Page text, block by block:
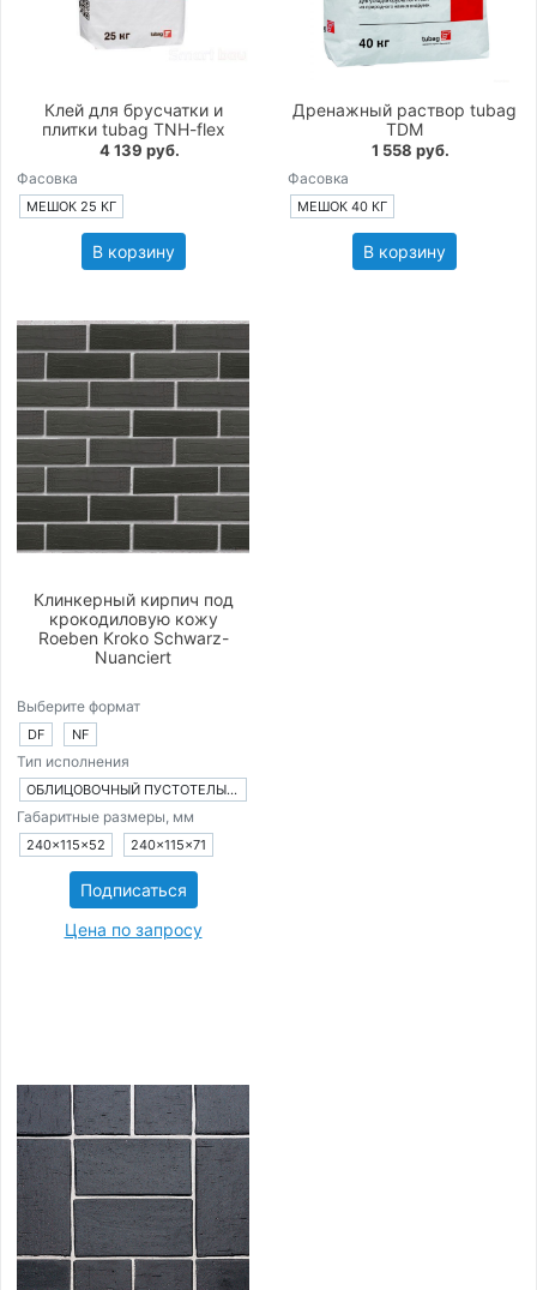
Клей для брусчатки и
плитки tubag TNH-flex
4 139 руб.
Фасовка
МЕШОК 25 КГ
В корзину
Дренажный раствор tubag
TDM
1 558 руб.
Фасовка
МЕШОК 40 КГ
В корзину
Клинкерный кирпич под
крокодиловую кожу
Roeben Kroko Schwarz-
Nuanciert
Выберите формат
DF NF
Тип исполнения
ОБЛИЦОВОЧНЫЙ ПУСТОТЕЛЫЙ КИРПИЧ
Габаритные размеры, мм
240×115×52 240×115×71
Подписаться
Цена по запросу